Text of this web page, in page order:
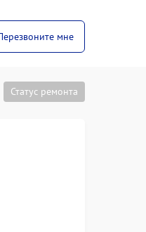
мне
Статус ремонта